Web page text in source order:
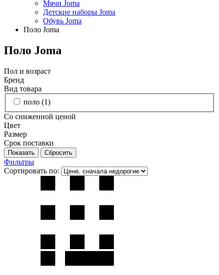
Мячи Joma
Детские наборы Joma
Обувь Joma
Поло Joma
Поло Joma
Пол и возраст
Бренд
Вид товара
поло (1)
Со сниженной ценой
Цвет
Размер
Срок поставки
Фильтры
Сортировать по: